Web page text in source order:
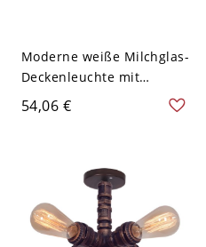
Moderne weiße Milchglas-
Deckenleuchte mit
Gusseisen-Konstruktion -
Kupfer 110V-120V
54,06 €